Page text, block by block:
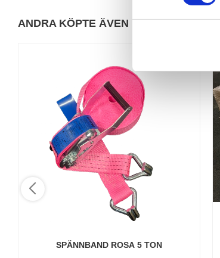
s
v
a
l
ANDRA KÖPTE ÄVEN
SPÄNNBAND ROSA 5 TON